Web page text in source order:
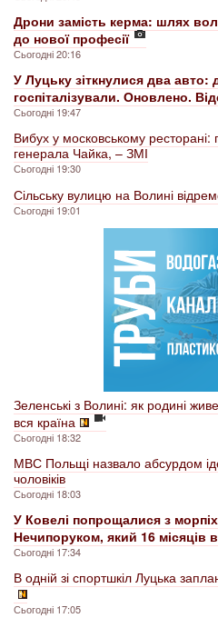
Дрони замість керма: шлях
до нової професії
Сьогодні 20:16
У Луцьку зіткнулися два
госпіталізували. Оновлено.
Сьогодні 19:47
Вибух у московському
генерала Чайка, – ЗМІ
Сьогодні 19:30
Сільську вулицю на Волині
Сьогодні 19:01
Зеленські з Волині: як родині
вся країна
Сьогодні 18:32
МВС Польщі назвало абсурдом
чоловіків
Сьогодні 18:03
У Ковелі попрощалися з
Нечипоруком, який 16 місяців
Сьогодні 17:34
В одній зі спортшкіл Луцька
Сьогодні 17:05